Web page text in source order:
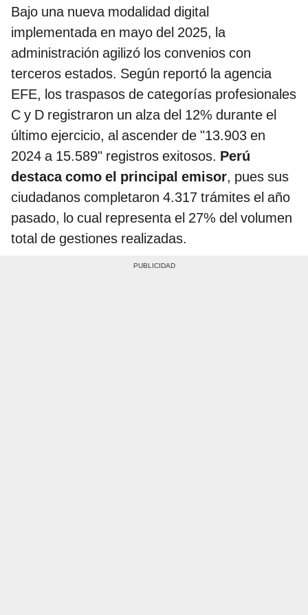
Bajo una nueva modalidad digital
implementada en mayo del 2025, la
administración agilizó los convenios con
terceros estados. Según reportó la agencia
EFE, los traspasos de categorías profesionales
C y D registraron un alza del 12% durante el
último ejercicio, al ascender de "13.903 en
2024 a 15.589" registros exitosos. Perú
destaca como el principal emisor, pues sus
ciudadanos completaron 4.317 trámites el año
pasado, lo cual representa el 27% del volumen
total de gestiones realizadas.